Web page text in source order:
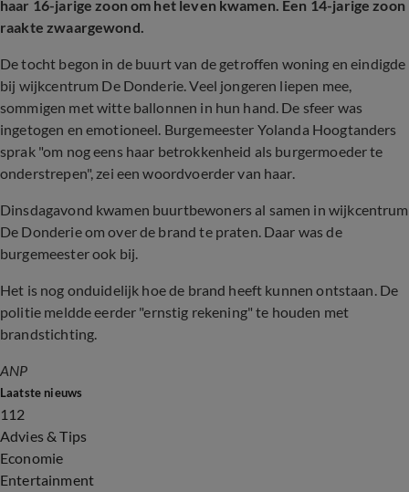
haar 16-jarige zoon om het leven kwamen. Een 14-jarige zoon
raakte zwaargewond.
De tocht begon in de buurt van de getroffen woning en eindigde
bij wijkcentrum De Donderie. Veel jongeren liepen mee,
sommigen met witte ballonnen in hun hand. De sfeer was
ingetogen en emotioneel. Burgemeester Yolanda Hoogtanders
sprak "om nog eens haar betrokkenheid als burgermoeder te
onderstrepen", zei een woordvoerder van haar.
Dinsdagavond kwamen buurtbewoners al samen in wijkcentrum
De Donderie om over de brand te praten. Daar was de
burgemeester ook bij.
Het is nog onduidelijk hoe de brand heeft kunnen ontstaan. De
politie meldde eerder "ernstig rekening" te houden met
brandstichting.
ANP
Laatste nieuws
112
Advies & Tips
Economie
Entertainment